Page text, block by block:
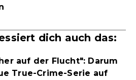
dich auch das:
auf der Flucht": Darum
True-Crime-Serie auf